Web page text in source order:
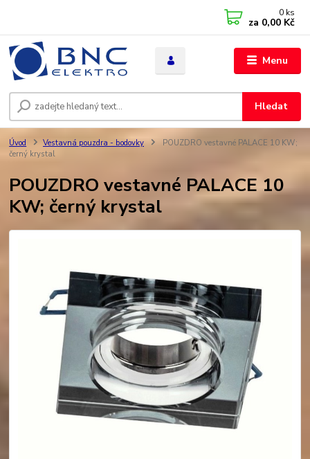
Menu
Hledat
0 ks
za 0,00 Kč
Úvod Vestavná pouzdra - bodovky
POUZDRO vestavné PALACE 10 KW;
černý krystal
POUZDRO vestavné PALACE 10
KW; černý krystal